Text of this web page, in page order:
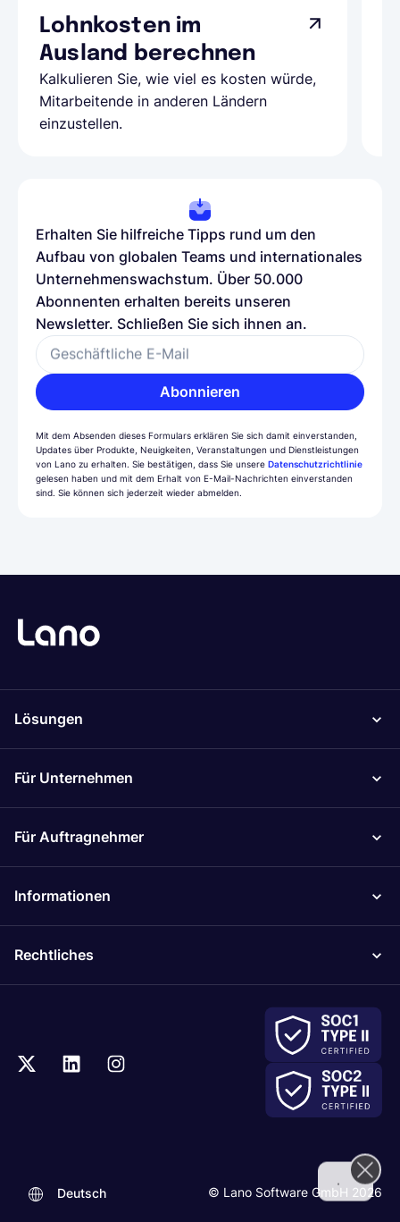
Lohnkosten im
Ausland berechnen
Kalkulieren Sie, wie viel es kosten würde,
Mitarbeitende in anderen Ländern
einzustellen.
Erhalten Sie hilfreiche Tipps rund um den
Aufbau von globalen Teams und internationales
Unternehmenswachstum. Über 50.000
Abonnenten erhalten bereits unseren
Newsletter. Schließen Sie sich ihnen an.
Geschäftliche E-Mail
Abonnieren
Mit dem Absenden dieses Formulars erklären Sie sich damit einverstanden,
Updates über Produkte, Neuigkeiten, Veranstaltungen und Dienstleistungen
von Lano zu erhalten. Sie bestätigen, dass Sie unsere Datenschutzrichtlinie
gelesen haben und mit dem Erhalt von E-Mail-Nachrichten einverstanden
sind. Sie können sich jederzeit wieder abmelden.
Lösungen
Für Unternehmen
Für Auftragnehmer
Informationen
Rechtliches
© Lano Software GmbH 2026
Deutsch